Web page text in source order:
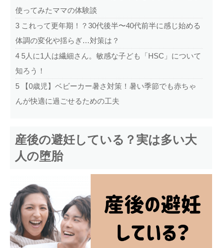
使ってみたママの体験談
3 これって更年期！？30代後半〜40代前半に感じ始める
体調の変化や揺らぎ…対策は？
4 5人に1人は繊細さん。敏感な子ども「HSC」について
知ろう！
5 【0歳児】ベビーカー暑さ対策！暑い季節でも赤ちゃ
んが快適に過ごせるための工夫
産後の避妊している？実は多い大
人の堕胎